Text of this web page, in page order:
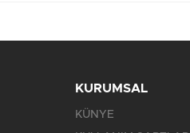
KURUMSAL
KÜNYE